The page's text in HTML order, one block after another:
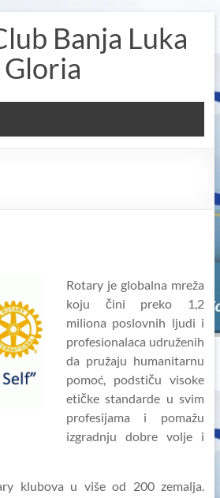
Banja Luka
Gloria
Rotary je globalna mreža
koju čini preko 1,2
miliona poslovnih ljudi i
profesionalaca udruženih
da pružaju humanitarnu
pomoć, podstiču visoke
etičke standarde u svim
profesijama i pomažu
izgradnju dobre volje i
klubova u više od 200 zemalja.